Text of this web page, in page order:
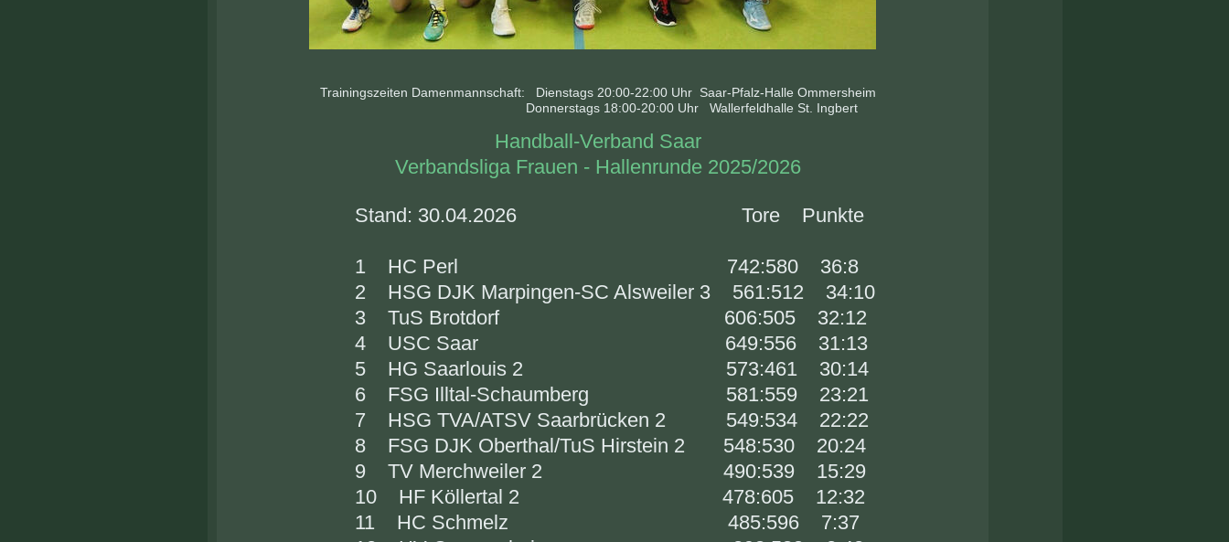
Trainingszeiten Damenmannschaft:
Dienstags 20:00-22:00 Uhr Saar-Pfalz-Halle Ommersheim
Donnerstags 18:00-20:00 Uhr Wallerfeldhalle St. Ingbert
Handball-Verband Saar
Verbandsliga Frauen - Hallenrunde 2025/2026
Stand: 30.04.2026 Tore Punkte
1 HC Perl 742:580 36:8
2 HSG DJK Marpingen-SC Alsweiler 3 561:512 34:10
3 TuS Brotdorf 606:505 32:12
4 USC Saar 649:556 31:13
5 HG Saarlouis 2 573:461 30:14
6 FSG Illtal-Schaumberg 581:559 23:21
7 HSG TVA/ATSV Saarbrücken 2 549:534 22:22
8 FSG DJK Oberthal/TuS Hirstein 2 548:530 20:24
9 TV Merchweiler 2 490:539 15:29
10 HF Köllertal 2 478:605 12:32
11 HC Schmelz 485:596 7:37